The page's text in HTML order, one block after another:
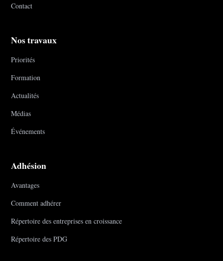
Contact
Nos travaux
Priorités
Formation
Actualités
Médias
Événements
Adhésion
Avantages
Comment adhérer
Répertoire des entreprises en croissance
Répertoire des PDG